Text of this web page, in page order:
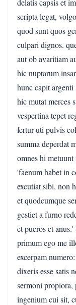
delatis capsis et
scripta legat,
quod sunt quos
culpari dignos.
aut ob avaritiam
hic nuptarum
hunc capit
hic mutat merces
vespertina tepet
fertur uti pulvis
summa deperdat
omnes hi metuunt
'faenum habet in
excutiat sibi, non
et quodcumque
gestiet a furno
et pueros et
primum ego me
excerpam
dixeris esse satis
sermoni propiora,
ingenium cui sit,